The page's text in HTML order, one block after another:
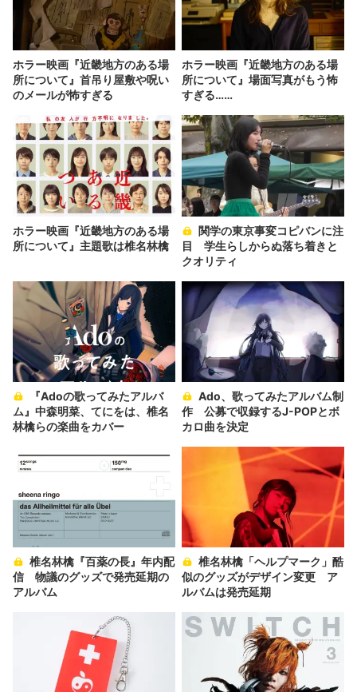
ホラー映画『近畿地方のある場
所について』首吊り屋敷や呪い
のメールが怖すぎる
ホラー映画『近畿地方のある場
所について』場面写真がもう怖
すぎる……
ホラー映画『近畿地方のある場
所について』主題歌は椎名林檎
目 学生らしからぬ落ち着きと
クオリティ
ム』中森明菜、てにをは、椎名
林檎らの楽曲をカバー
作 公募で収録するJ-POPとボ
カロ曲を決定
信 物議のグッズで発売延期の
アルバム
似のグッズがデザイン変更 ア
ルバムは発売延期